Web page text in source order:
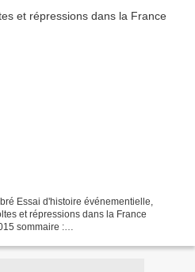
Essai d'histoire événementielle,
et répressions dans la France
sommaire :